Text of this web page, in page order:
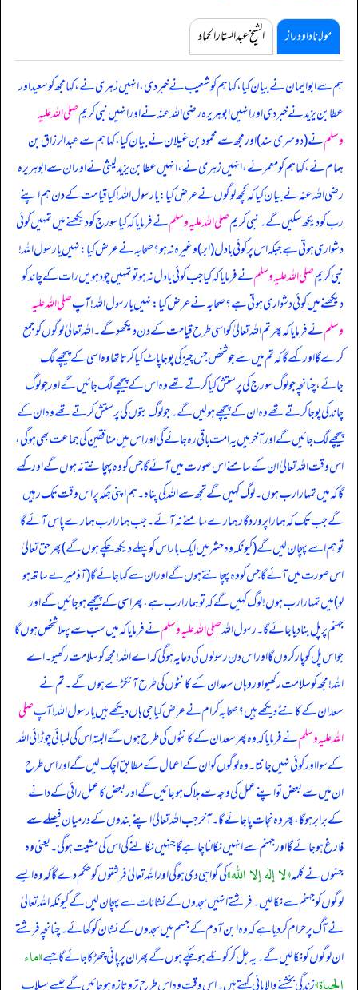
مولانا داود راز الشیخ عبدالستار الحماد
ہم سے ابوالیمان نے بیان کیا، کہا ہم کو شعیب نے خبر دی، انہیں زہری نے، کہا مجھ کو سعید اور
عطا بن یزید نے خبر دی اور انہیں ابوہریرہ رضی اللہ عنہ نے اور انہیں نبی کریمصلی اللہ علیہ
وسلمنے (دوسری سند) اور مجھ سے محمود بن غیلان نے بیان کیا، کہا ہم سے عبدالرزاق بن
ہمام نے، کہا ہم کو معمر نے، انہیں زہری نے، انہیں عطا بن یزید لیثی نے اور ان سے ابوہریرہ
رضی اللہ عنہ نے بیان کیا کہکچھ لوگوں نے عرض کیا: یا رسول اللہ! کیا قیامت کے دن ہم اپنے
رب کو دیکھ سکیں گے۔ نبی کریمصلی اللہ علیہ وسلمنے فرمایا کہ کیا سورج کو دیکھنے میں تمہیں کوئی
دشواری ہوتی ہے جبکہ اس پر کوئی بادل (ابر) وغیرہ نہ ہو؟ صحابہ نے عرض کیا: نہیں یا رسول اللہ!
نبی کریمصلی اللہ علیہ وسلمنے فرمایا کہ کیا جب کوئی بادل نہ ہو تو تمہیں چودہویں رات کے چاند کو
دیکھنے میں کوئی دشواری ہوتی ہے؟ صحابہ نے عرض کیا: نہیں یا رسول اللہ! آپصلی اللہ علیہ
وسلمنے فرمایا کہ پھر تم اللہ تعالیٰ کو اسی طرح قیامت کے دن دیکھو گے۔ اللہ تعالیٰ لوگوں کو جمع
کرے گا اور کہے گا کہ تم میں سے جو شخص جس چیز کی پوجا پاٹ کیا کرتا تھا وہ اسی کے پیچھے لگ
جائے، چنانچہ جو لوگ سورج کی پرستش کیا کرتے تھے وہ اس کے پیچھے لگ جائیں گے اور جو لوگ
چاند کی پوجا کرتے تھے وہ ان کے پیچھے ہو لیں گے۔ جو لوگ بتوں کی پرستش کرتے تھے وہ ان کے
پیچھے لگ جائیں گے اور آخر میں یہ امت باقی رہ جائے گی اور اس میں منافقین کی جماعت بھی ہو گی،
اس وقت اللہ تعالیٰ ان کے سامنے اس صورت میں آئے گا جس کو وہ پہچانتے نہ ہوں گے اور کہے
گا کہ میں تمہارا رب ہوں۔ لوگ کہیں گے تجھ سے اللہ کی پناہ۔ ہم اپنی جگہ پر اس وقت تک رہیں
گے جب تک کہ ہمارا پروردگار ہمارے سامنے نہ آئے۔ جب ہمارا رب ہمارے پاس آئے گا
تو ہم اسے پہچان لیں گے (کیونکہ وہ حشر میں ایک بار اس کو پہلے دیکھ چکے ہوں گے) پھر حق تعالیٰ
اس صورت میں آئے گا جس کو وہ پہچانتے ہوں گے اور ان سے کہا جائے گا (آؤ میرے ساتھ ہو
لو) میں تمہارا رب ہوں! لوگ کہیں گے کہ تو ہمارا رب ہے، پھر اسی کے پیچھے ہو جائیں گے اور
جہنم پر پل بنا دیا جائے گا۔ رسول اللہصلی اللہ علیہ وسلمنے فرمایا کہ میں سب سے پہلا شخص ہوں گا
جو اس پل کو پار کروں گا اور اس دن رسولوں کی دعا یہ ہو گی کہ اے اللہ! مجھ کو سلامت رکھیو۔ اے
اللہ! مجھ کو سلامت رکھیو اور وہاں سعدان کے کانٹوں کی طرح آنکڑے ہوں گے۔ تم نے
سعدان کے کانٹے دیکھے ہیں؟ صحابہ کرام نے عرض کیا جی ہاں دیکھے ہیں یا رسول اللہ! آپصلی
اللہ علیہ وسلمنے فرمایا کہ وہ پھر سعدان کے کانٹوں کی طرح ہوں گے البتہ اس کی لمبائی چوڑائی اللہ
کے سوا اور کوئی نہیں جانتا۔ وہ لوگوں کو ان کے اعمال کے مطابق اچک لیں گے اور اس طرح
ان میں سے بعض تو اپنے عمل کی وجہ سے ہلاک ہو جائیں گے اور بعض کا عمل رائی کے دانے
کے برابر ہو گا، پھر وہ نجات پا جائے گا۔ آخر جب اللہ تعالیٰ اپنے بندوں کے درمیان فیصلے سے
فارغ ہو جائے گا اور جہنم سے انہیں نکالنا چاہے گا جنہیں نکالنے کی اس کی مشیت ہو گی۔ یعنی وہ
جنہوں نے کلمہ«لا إله إلا الله»کی گواہی دی ہو گی اور اللہ تعالیٰ فرشتوں کو حکم دے گا کہ وہ ایسے
لوگوں کو جہنم سے نکالیں۔ فرشتے انہیں سجدوں کے نشانات سے پہچان لیں گے کیونکہ اللہ تعالیٰ
نے آگ پر حرام کر دیا ہے کہ وہ ابن آدم کے جسم میں سجدوں کے نشان کو کھائے۔ چنانچہ فرشتے
ان لوگوں کو نکالیں گے۔ یہ جل کر کوئلے ہو چکے ہوں گے پھر ان پر پانی چھڑکا جائے گا جسے«ماء